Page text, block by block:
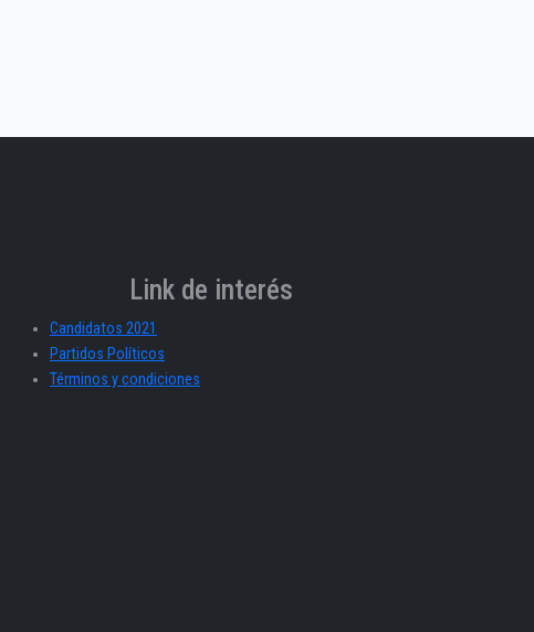
Link de interés
Candidatos 2021
Partidos Políticos
Términos y condiciones